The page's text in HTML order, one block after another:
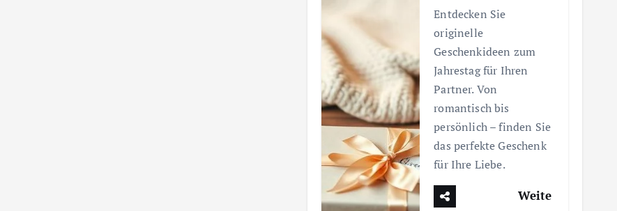
Entdecken Sie
originelle
Geschenkideen zum
Jahrestag für Ihren
Partner. Von
romantisch bis
persönlich – finden Sie
das perfekte Geschenk
für Ihre Liebe.
Weite